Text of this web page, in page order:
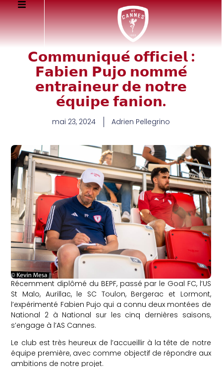
𝗖𝗼𝗺𝗺𝘂𝗻𝗶𝗾𝘂𝗲́ 𝗼𝗳𝗳𝗶𝗰𝗶𝗲𝗹 :
𝗙𝗮𝗯𝗶𝗲𝗻 𝗣𝘂𝗷𝗼 𝗻𝗼𝗺𝗺𝗲́
𝗲𝗻𝘁𝗿𝗮𝗶𝗻𝗲𝘂𝗿 𝗱𝗲 𝗻𝗼𝘁𝗿𝗲
𝗲́𝗾𝘂𝗶𝗽𝗲 𝗳𝗮𝗻𝗶𝗼𝗻.
mai 23, 2024 Adrien Pellegrino
Récemment diplômé du BEPF, passé par le Goal FC, l’US
St Malo, Aurillac, le SC Toulon, Bergerac et Lormont,
l’expérimenté Fabien Pujo qui a connu deux montées de
National 2 à National sur les cinq dernières saisons,
s’engage à l’AS Cannes.
Le club est très heureux de l’accueillir à la tête de notre
équipe première, avec comme objectif de répondre aux
ambitions de notre projet.